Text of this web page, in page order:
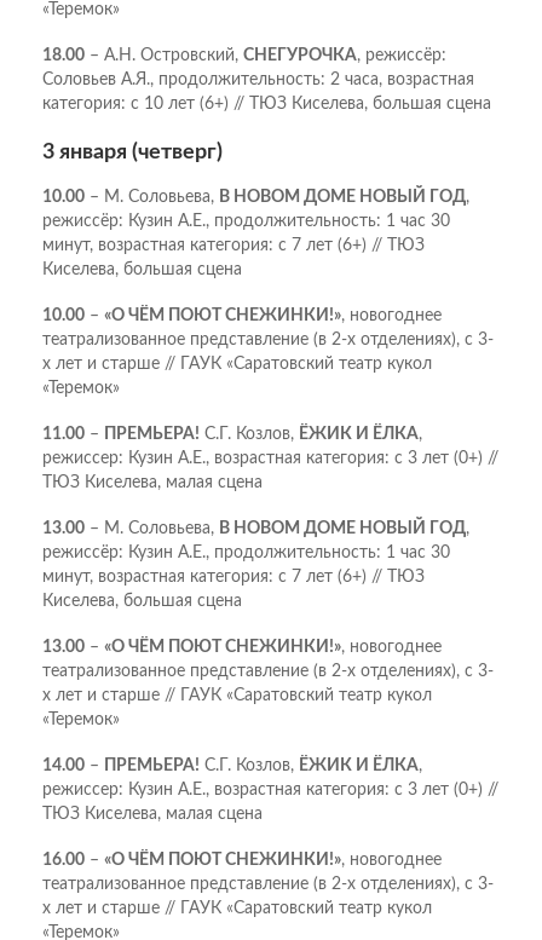
«Теремок»
18.00 – А.Н. Островский, СНЕГУРОЧКА, режиссёр:
Соловьев А.Я., продолжительность: 2 часа, возрастная
категория: с 10 лет (6+) // ТЮЗ Киселева, большая сцена
3 января (четверг)
10.00 – М. Соловьева, В НОВОМ ДОМЕ НОВЫЙ ГОД,
режиссёр: Кузин А.Е., продолжительность: 1 час 30
минут, возрастная категория: с 7 лет (6+) // ТЮЗ
Киселева, большая сцена
10.00 – «О ЧЁМ ПОЮТ СНЕЖИНКИ!», новогоднее
театрализованное представление (в 2-х отделениях), с 3-
х лет и старше // ГАУК «Саратовский театр кукол
«Теремок»
11.00 – ПРЕМЬЕРА! С.Г. Козлов, ЁЖИК И ЁЛКА,
режиссер: Кузин А.Е., возрастная категория: с 3 лет (0+) //
ТЮЗ Киселева, малая сцена
13.00 – М. Соловьева, В НОВОМ ДОМЕ НОВЫЙ ГОД,
режиссёр: Кузин А.Е., продолжительность: 1 час 30
минут, возрастная категория: с 7 лет (6+) // ТЮЗ
Киселева, большая сцена
13.00 – «О ЧЁМ ПОЮТ СНЕЖИНКИ!», новогоднее
театрализованное представление (в 2-х отделениях), с 3-
х лет и старше // ГАУК «Саратовский театр кукол
«Теремок»
14.00 – ПРЕМЬЕРА! С.Г. Козлов, ЁЖИК И ЁЛКА,
режиссер: Кузин А.Е., возрастная категория: с 3 лет (0+) //
ТЮЗ Киселева, малая сцена
16.00 – «О ЧЁМ ПОЮТ СНЕЖИНКИ!», новогоднее
театрализованное представление (в 2-х отделениях), с 3-
х лет и старше // ГАУК «Саратовский театр кукол
«Теремок»